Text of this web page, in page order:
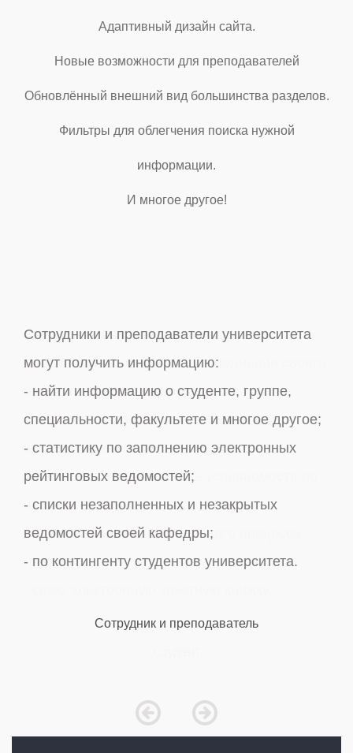
Адаптивный дизайн сайта.
Новые возможности для преподавателей
Обновлённый внешний вид большинства разделов.
Фильтры для облегчения поиска нужной
информации.
И многое другое!
Сотрудники и преподаватели университета
могут получить информацию:
- найти информацию о студенте, группе,
специальности, факультете и многое другое;
- статистику по заполнению электронных
рейтинговых ведомостей;
- списки незаполненных и незакрытых
ведомостей своей кафедры;
- по контингенту студентов университета.
Сотрудник и преподаватель
next